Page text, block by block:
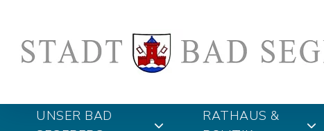
UNSER BAD
RATHAUS &